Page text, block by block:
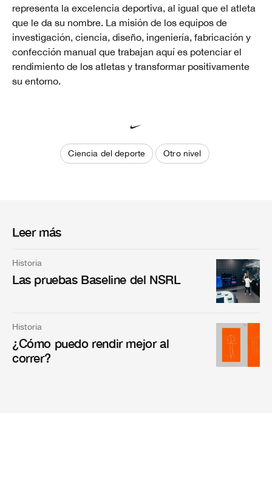
representa la excelencia deportiva, al igual que el atleta
que le da su nombre. La misión de los equipos de
investigación, ciencia, diseño, ingeniería, fabricación y
confección manual que trabajan aquí es potenciar el
rendimiento de los atletas y transformar positivamente
su entorno.
Ciencia del deporte Otro nivel
Leer más
Historia
Las pruebas Baseline del NSRL
Historia
¿Cómo puedo rendir mejor al
correr?